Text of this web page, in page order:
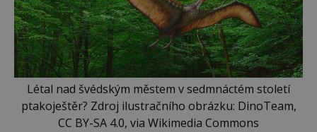
Létal nad švédským městem v sedmnáctém století
ptakoještěr? Zdroj ilustračního obrázku: DinoTeam,
CC BY-SA 4.0, via Wikimedia Commons